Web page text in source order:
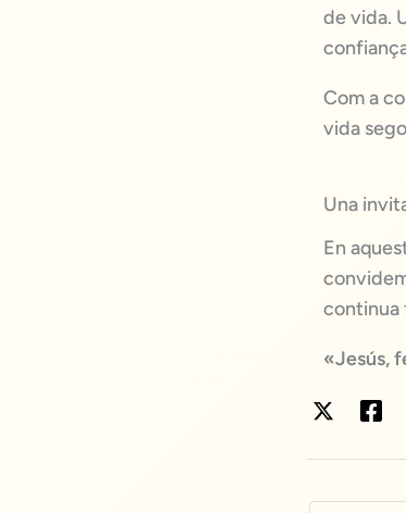
de vida.
Com a
vida
Una
En
continua
«Jesús,